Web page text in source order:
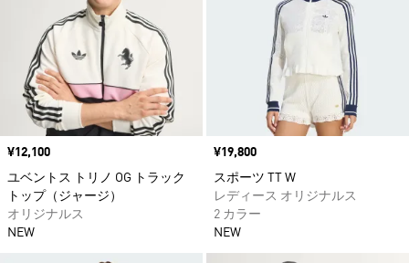
価格
¥12,100
ユベントス トリノ OG トラック
トップ（ジャージ）
オリジナルス
NEW
価格
¥19,800
スポーツ TT W
レディース オリジナルス
2 カラー
NEW